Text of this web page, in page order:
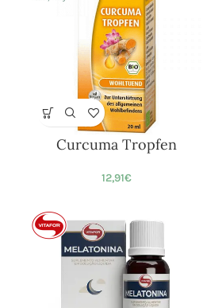
Curcuma Tropfen
12,91€